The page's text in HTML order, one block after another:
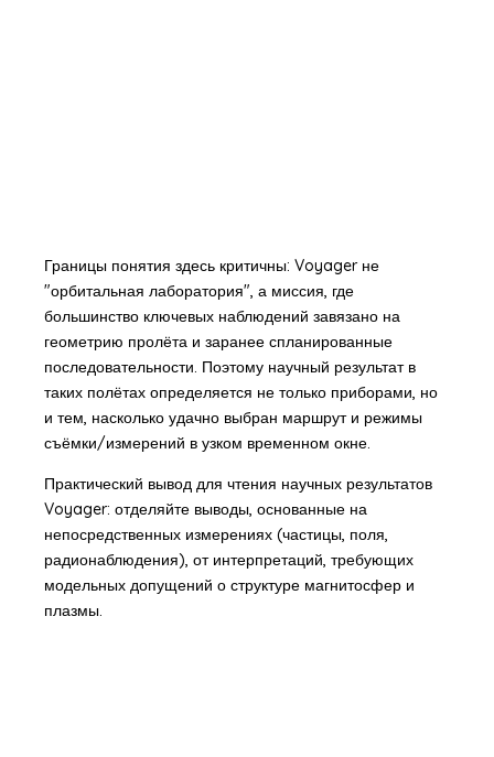
Границы понятия здесь критичны: Voyager не
"орбитальная лаборатория", а миссия, где
большинство ключевых наблюдений завязано на
геометрию пролёта и заранее спланированные
последовательности. Поэтому научный результат в
таких полётах определяется не только приборами, но
и тем, насколько удачно выбран маршрут и режимы
съёмки/измерений в узком временном окне.
Практический вывод для чтения научных результатов
Voyager: отделяйте выводы, основанные на
непосредственных измерениях (частицы, поля,
радионаблюдения), от интерпретаций, требующих
модельных допущений о структуре магнитосфер и
плазмы.